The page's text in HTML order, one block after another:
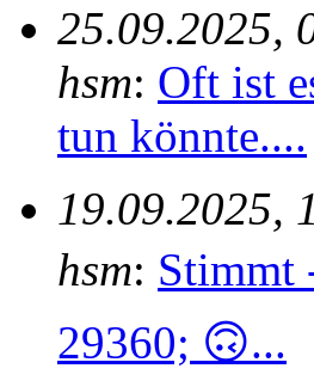
25.09.2025,
hsm: Oft ist
tun könnte....
19.09.2025,
hsm: Stimmt
29360; 🙃...